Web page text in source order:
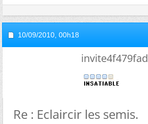
10/09/2010, 00h18
invite4f479fad
Re : Eclaircir les semis.